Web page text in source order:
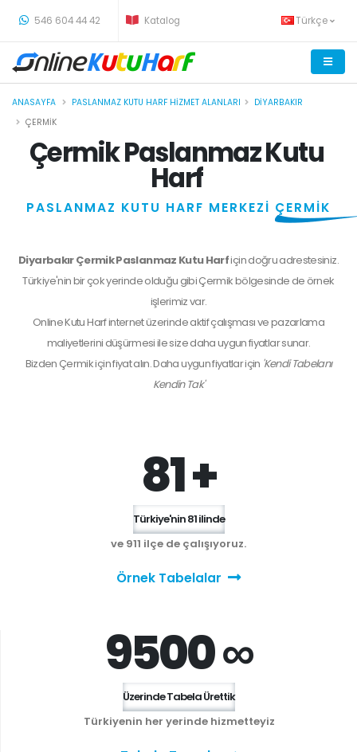
546 604 44 42 Katalog Türkçe
ANASAYFA PASLANMAZ KUTU HARF HIZMET ALANLARI
DIYARBAKIR
ÇERMIK
Çermik Paslanmaz Kutu
Harf
PASLANMAZ KUTU HARF MERKEZİ ÇERMİK
Diyarbakır Çermik Paslanmaz Kutu Harfiçin doğru adrestesiniz.
Türkiye'nin bir çok yerinde olduğu gibi Çermik bölgesinde de örnek
işlerimiz var.
Online Kutu Harf internet üzerinde aktif çalışması ve pazarlama
maliyetlerini düşürmesi ile size daha uygun fiyatlar sunar.
Bizden Çermikiçin fiyat alın. Daha uygun fiyatlar için 'Kendi Tabelanı
Kendin Tak'
81 +
Türkiye'nin 81 ilinde
ve 911 ilçe de çalışıyoruz.
Örnek Tabelalar
9500 ∞
Üzerinde Tabela Ürettik
Türkiyenin her yerinde hizmetteyiz